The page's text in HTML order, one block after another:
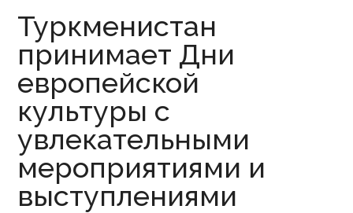
Туркменистан
принимает Дни
европейской
культуры с
увлекательными
мероприятиями и
выступлениями